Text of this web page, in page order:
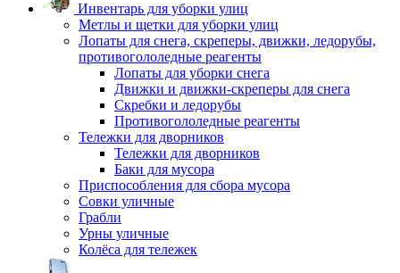
Инвентарь для уборки улиц
Метлы и щетки для уборки улиц
Лопаты для снега, скреперы, движки, ледорубы,
противогололедные реагенты
Лопаты для уборки снега
Движки и движки-скреперы для снега
Скребки и ледорубы
Противогололедные реагенты
Тележки для дворников
Тележки для дворников
Баки для мусора
Приспособления для сбора мусора
Совки уличные
Грабли
Урны уличные
Колёса для тележек